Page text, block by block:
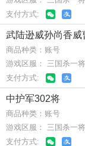
支付方式:
武陆逊威孙尚香
商品种类：账号
游戏区服： 三国杀一
支付方式:
中护军302将
商品种类：账号
游戏区服： 三国杀一
支付方式: